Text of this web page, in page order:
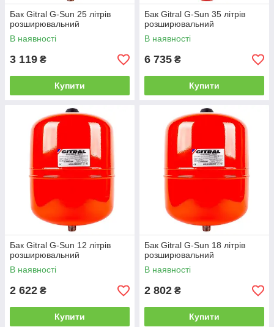
Бак Gitral G-Sun 25 літрів
розширювальний
В наявності
3 119 ₴
Купити
Бак Gitral G-Sun 35 літрів
розширювальний
В наявності
6 735 ₴
Купити
Бак Gitral G-Sun 12 літрів
розширювальний
В наявності
2 622 ₴
Купити
Бак Gitral G-Sun 18 літрів
розширювальний
В наявності
2 802 ₴
Купити